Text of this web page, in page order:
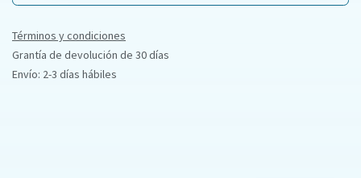
Términos y condiciones
Grantía de devolución de 30 días
Envío: 2-3 días hábiles